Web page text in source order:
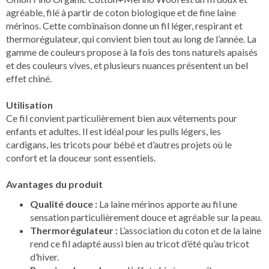
agréable, filé à partir de coton biologique et de fine laine
mérinos. Cette combinaison donne un fil léger, respirant et
thermorégulateur, qui convient bien tout au long de l’année. La
gamme de couleurs propose à la fois des tons naturels apaisés
et des couleurs vives, et plusieurs nuances présentent un bel
effet chiné.
Utilisation
Ce fil convient particulièrement bien aux vêtements pour
enfants et adultes. Il est idéal pour les pulls légers, les
cardigans, les tricots pour bébé et d’autres projets où le
confort et la douceur sont essentiels.
Avantages du produit
Qualité douce : La laine mérinos apporte au fil une
sensation particulièrement douce et agréable sur la peau.
Thermorégulateur : L’association du coton et de la laine
rend ce fil adapté aussi bien au tricot d’été qu’au tricot
d’hiver.